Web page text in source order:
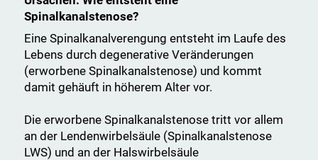
Spinalkanalstenose?
Eine Spinalkanalverengung entsteht im Laufe des
Lebens durch degenerative Veränderungen
(erworbene Spinalkanalstenose) und kommt
damit gehäuft in höherem Alter vor.
Die erworbene Spinalkanalstenose tritt vor allem
an der Lendenwirbelsäule (Spinalkanalstenose
LWS) und an der Halswirbelsäule